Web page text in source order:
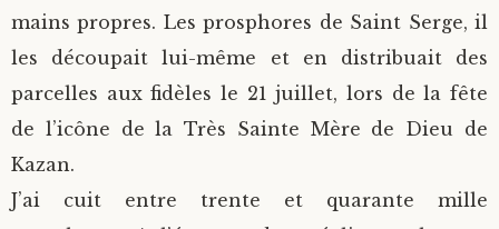
mains propres. Les prosphores de Saint Serge, il
les découpait lui-même et en distribuait des
parcelles aux fidèles le 21 juillet, lors de la fête
de l’icône de la Très Sainte Mère de Dieu de
Kazan.
J’ai cuit entre trente et quarante mille